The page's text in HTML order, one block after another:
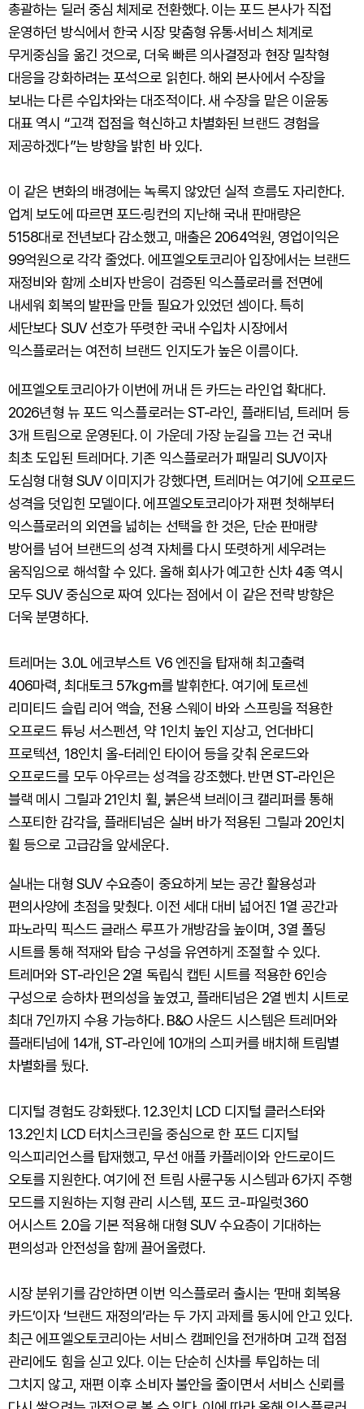
총괄하는 딜러 중심 체제로 전환했다. 이는 포드 본사가 직접
운영하던 방식에서 한국 시장 맞춤형 유통·서비스 체계로
무게중심을 옮긴 것으로, 더욱 빠른 의사결정과 현장 밀착형
대응을 강화하려는 포석으로 읽힌다. 해외 본사에서 수장을
보내는 다른 수입차와는 대조적이다. 새 수장을 맡은 이윤동
대표 역시 “고객 접점을 혁신하고 차별화된 브랜드 경험을
제공하겠다”는 방향을 밝힌 바 있다.
이 같은 변화의 배경에는 녹록지 않았던 실적 흐름도 자리한다.
업계 보도에 따르면 포드·링컨의 지난해 국내 판매량은
5158대로 전년보다 감소했고, 매출은 2064억원, 영업이익은
99억원으로 각각 줄었다. 에프엘오토코리아 입장에서는 브랜드
재정비와 함께 소비자 반응이 검증된 익스플로러를 전면에
내세워 회복의 발판을 만들 필요가 있었던 셈이다. 특히
세단보다 SUV 선호가 뚜렷한 국내 수입차 시장에서
익스플로러는 여전히 브랜드 인지도가 높은 이름이다.
에프엘오토코리아가 이번에 꺼내 든 카드는 라인업 확대다.
2026년형 뉴 포드 익스플로러는 ST-라인, 플래티넘, 트레머 등
3개 트림으로 운영된다. 이 가운데 가장 눈길을 끄는 건 국내
최초 도입된 트레머다. 기존 익스플로러가 패밀리 SUV이자
도심형 대형 SUV 이미지가 강했다면, 트레머는 여기에 오프로드
성격을 덧입힌 모델이다. 에프엘오토코리아가 재편 첫해부터
익스플로러의 외연을 넓히는 선택을 한 것은, 단순 판매량
방어를 넘어 브랜드의 성격 자체를 다시 또렷하게 세우려는
움직임으로 해석할 수 있다. 올해 회사가 예고한 신차 4종 역시
모두 SUV 중심으로 짜여 있다는 점에서 이 같은 전략 방향은
더욱 분명하다.
트레머는 3.0L 에코부스트 V6 엔진을 탑재해 최고출력
406마력, 최대토크 57kg·m를 발휘한다. 여기에 토르센
리미티드 슬립 리어 액슬, 전용 스웨이 바와 스프링을 적용한
오프로드 튜닝 서스펜션, 약 1인치 높인 지상고, 언더바디
프로텍션, 18인치 올-터레인 타이어 등을 갖춰 온로드와
오프로드를 모두 아우르는 성격을 강조했다. 반면 ST-라인은
블랙 메시 그릴과 21인치 휠, 붉은색 브레이크 캘리퍼를 통해
스포티한 감각을, 플래티넘은 실버 바가 적용된 그릴과 20인치
휠 등으로 고급감을 앞세운다.
실내는 대형 SUV 수요층이 중요하게 보는 공간 활용성과
편의사양에 초점을 맞췄다. 이전 세대 대비 넓어진 1열 공간과
파노라믹 픽스드 글래스 루프가 개방감을 높이며, 3열 폴딩
시트를 통해 적재와 탑승 구성을 유연하게 조절할 수 있다.
트레머와 ST-라인은 2열 독립식 캡틴 시트를 적용한 6인승
구성으로 승하차 편의성을 높였고, 플래티넘은 2열 벤치 시트로
최대 7인까지 수용 가능하다. B&O 사운드 시스템은 트레머와
플래티넘에 14개, ST-라인에 10개의 스피커를 배치해 트림별
차별화를 뒀다.
디지털 경험도 강화됐다. 12.3인치 LCD 디지털 클러스터와
13.2인치 LCD 터치스크린을 중심으로 한 포드 디지털
익스피리언스를 탑재했고, 무선 애플 카플레이와 안드로이드
오토를 지원한다. 여기에 전 트림 사륜구동 시스템과 6가지 주행
모드를 지원하는 지형 관리 시스템, 포드 코-파일럿360
어시스트 2.0을 기본 적용해 대형 SUV 수요층이 기대하는
편의성과 안전성을 함께 끌어올렸다.
시장 분위기를 감안하면 이번 익스플로러 출시는 ‘판매 회복용
카드’이자 ‘브랜드 재정의’라는 두 가지 과제를 동시에 안고 있다.
최근 에프엘오토코리아는 서비스 캠페인을 전개하며 고객 접점
관리에도 힘을 싣고 있다. 이는 단순히 신차를 투입하는 데
그치지 않고, 재편 이후 소비자 불안을 줄이면서 서비스 신뢰를